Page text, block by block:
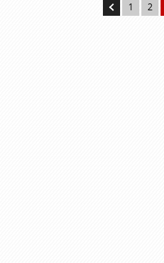
1 2